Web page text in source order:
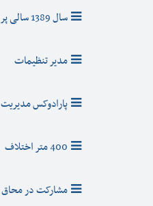
سال 1389 سالی پر از امواج
مدير تنظيمات
پارادوکس
400 متر اختلاف
مشارکت در محاق